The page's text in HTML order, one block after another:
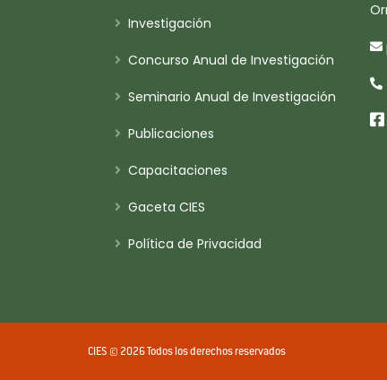
Investigación
Concurso Anual de Investigación
Seminario Anual de Investigación
Publicaciones
Capacitaciones
Gaceta CIES
Política de Privacidad
CIES © 2026 Todos los derechos reservados